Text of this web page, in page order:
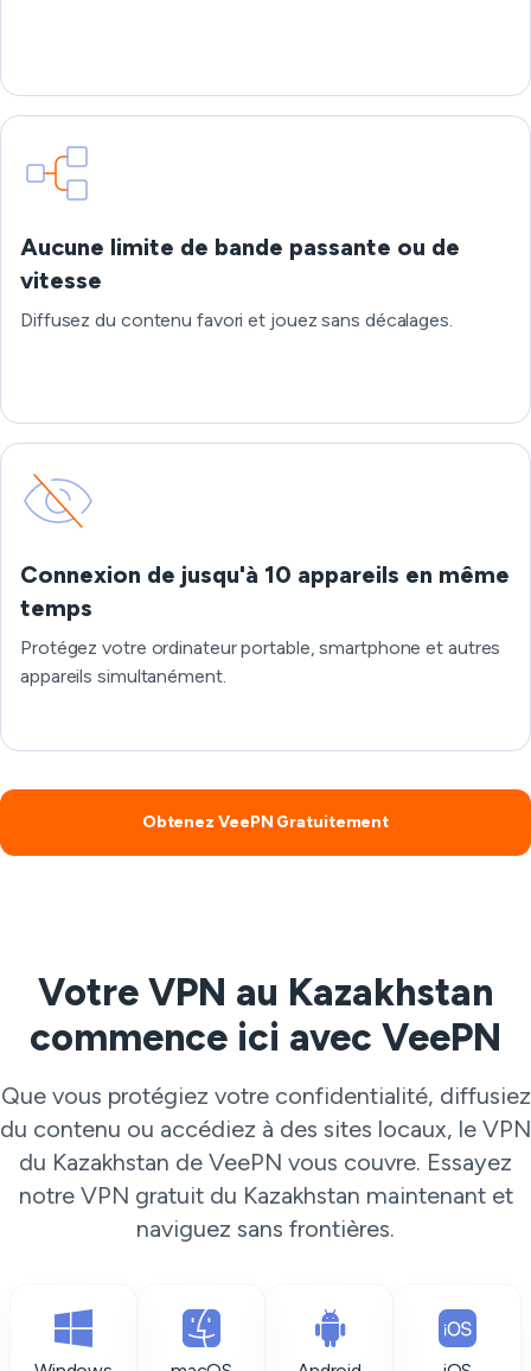
Aucune limite de bande passante ou de
vitesse
Diffusez du contenu favori et jouez sans décalages.
Connexion de jusqu'à 10 appareils en même
temps
Protégez votre ordinateur portable, smartphone et autres
appareils simultanément.
Obtenez VeePN Gratuitement
Votre VPN au Kazakhstan
commence ici avec VeePN
Que vous protégiez votre confidentialité, diffusiez
du contenu ou accédiez à des sites locaux, le VPN
du Kazakhstan de VeePN vous couvre. Essayez
notre VPN gratuit du Kazakhstan maintenant et
naviguez sans frontières.